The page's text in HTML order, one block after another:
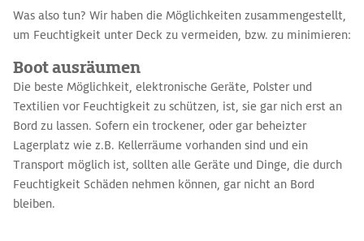
Was also tun? Wir haben die Möglichkeiten zusammengestellt,
um Feuchtigkeit unter Deck zu vermeiden, bzw. zu minimieren:
Boot ausräumen
Die beste Möglichkeit, elektronische Geräte, Polster und
Textilien vor Feuchtigkeit zu schützen, ist, sie gar nich erst an
Bord zu lassen. Sofern ein trockener, oder gar beheizter
Lagerplatz wie z.B. Kellerräume vorhanden sind und ein
Transport möglich ist, sollten alle Geräte und Dinge, die durch
Feuchtigkeit Schäden nehmen können, gar nicht an Bord
bleiben.